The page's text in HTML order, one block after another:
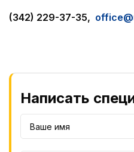
(342) 229-37-35,
Написать